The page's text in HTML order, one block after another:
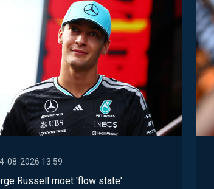
08-2026 13:59
Russell moet 'flow state'